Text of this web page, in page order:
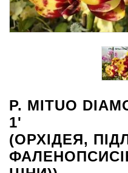
P. MITUO
1'
(ОРХІДЕЯ,